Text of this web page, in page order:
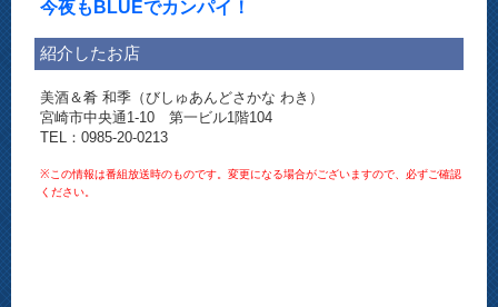
今夜もBLUEでカンパイ！
紹介したお店
美酒＆肴 和季（びしゅあんどさかな わき）
宮崎市中央通1-10 第一ビル1階104
TEL：0985-20-0213
※この情報は番組放送時のものです。変更になる場合がございますので、必ずご確認
ください。